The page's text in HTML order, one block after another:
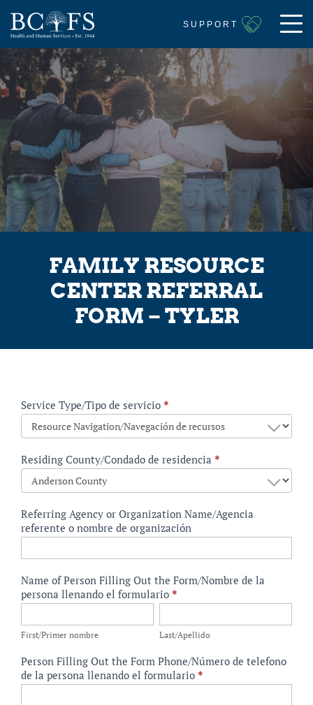
SUPPORT
FAMILY RESOURCE
CENTER REFERRAL
FORM – TYLER
Family
Resource
Center
Form
Tyler
Service Type/Tipo de servicio *
Residing County/Condado de residencia *
Referring Agency or Organization Name/Agencia
referente o nombre de organización
Name of Person Filling Out the Form/Nombre de la
persona llenando el formulario *
nombre
First/Primer nombre Last/Apellido
Person Filling Out the Form Phone/Número de telefono
de la persona llenando el formulario *